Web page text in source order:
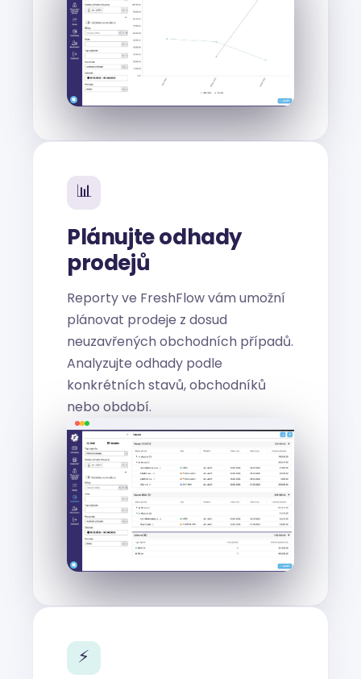
📊
Plánujte odhady
prodejů
Reporty ve FreshFlow vám umožní
plánovat prodeje z dosud
neuzavřených obchodních případů.
Analyzujte odhady podle
konkrétních stavů, obchodníků
nebo období.
⚡